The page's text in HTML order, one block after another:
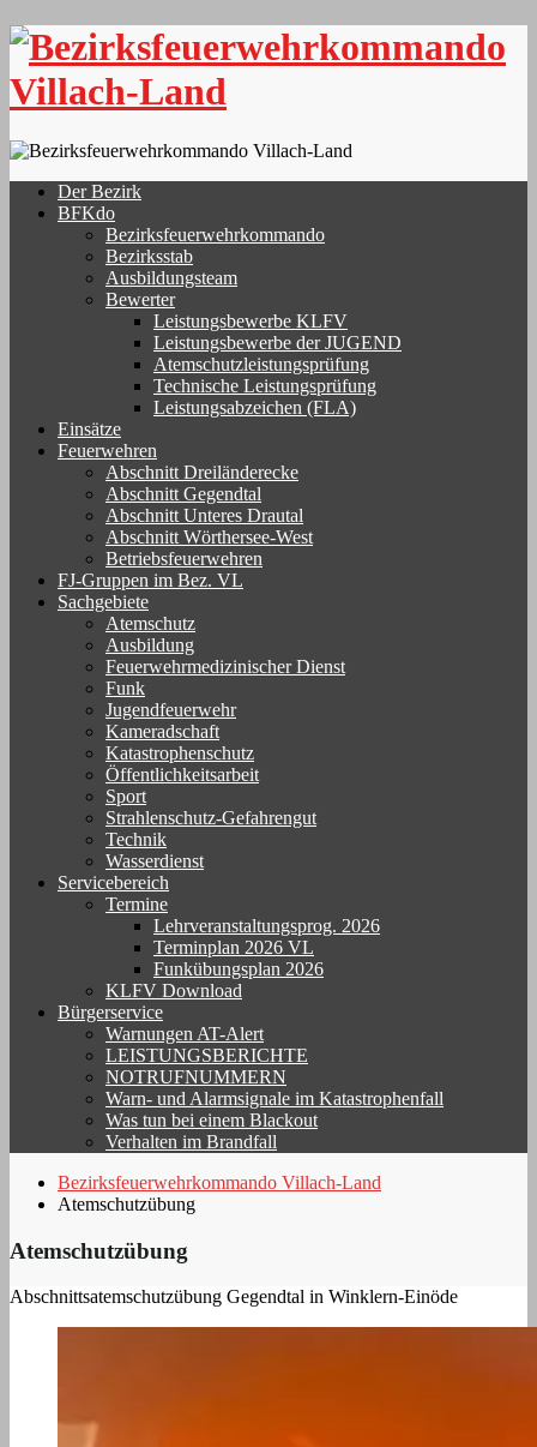
Skip
content
Der Bezirk
BFKdo
Bezirksfeuerwehrkommando
Bezirksstab
Ausbildungsteam
Bewerter
Leistungsbewerbe KLFV
Leistungsbewerbe der JUGEND
Atemschutzleistungsprüfung
Technische Leistungsprüfung
Leistungsabzeichen (FLA)
Einsätze
Feuerwehren
Abschnitt Dreiländerecke
Abschnitt Gegendtal
Abschnitt Unteres Drautal
Abschnitt Wörthersee-West
Betriebsfeuerwehren
FJ-Gruppen im Bez. VL
Sachgebiete
Atemschutz
Ausbildung
Feuerwehrmedizinischer Dienst
Funk
Jugendfeuerwehr
Kameradschaft
Katastrophenschutz
Öffentlichkeitsarbeit
Sport
Strahlenschutz-Gefahrengut
Technik
Wasserdienst
Servicebereich
Termine
Lehrveranstaltungsprog. 2026
Terminplan 2026 VL
Funkübungsplan 2026
KLFV Download
Bürgerservice
Warnungen AT-Alert
LEISTUNGSBERICHTE
NOTRUFNUMMERN
Warn- und Alarmsignale im Katastrophenfall
Was tun bei einem Blackout
Verhalten im Brandfall
Bezirksfeuerwehrkommando Villach-Land
Atemschutzübung
Atemschutzübung
Abschnittsatemschutzübung Gegendtal in Winklern-Einöde